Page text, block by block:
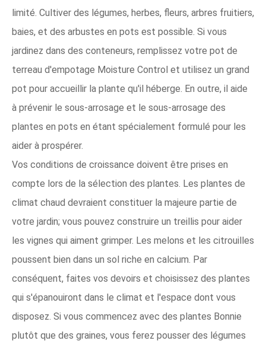
limité. Cultiver des légumes, herbes, fleurs, arbres fruitiers,
baies, et des arbustes en pots est possible. Si vous
jardinez dans des conteneurs, remplissez votre pot de
terreau d'empotage Moisture Control et utilisez un grand
pot pour accueillir la plante qu'il héberge. En outre, il aide
à prévenir le sous-arrosage et le sous-arrosage des
plantes en pots en étant spécialement formulé pour les
aider à prospérer.
Vos conditions de croissance doivent être prises en
compte lors de la sélection des plantes. Les plantes de
climat chaud devraient constituer la majeure partie de
votre jardin; vous pouvez construire un treillis pour aider
les vignes qui aiment grimper. Les melons et les citrouilles
poussent bien dans un sol riche en calcium. Par
conséquent, faites vos devoirs et choisissez des plantes
qui s'épanouiront dans le climat et l'espace dont vous
disposez. Si vous commencez avec des plantes Bonnie
plutôt que des graines, vous ferez pousser des légumes